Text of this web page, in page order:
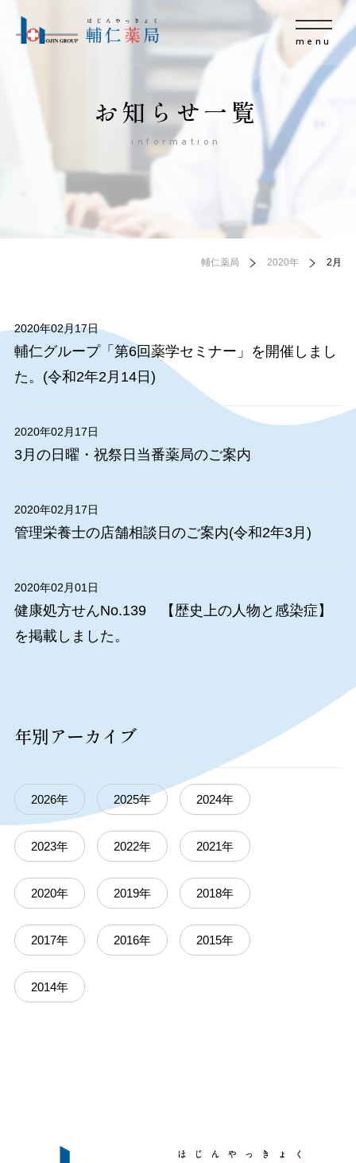
menu
お知らせ一覧
information
輔仁薬局 2020年 2月
2020年02月17日
輔仁グループ「第6回薬学セミナー」を開催しまし
た。(令和2年2月14日)
2020年02月17日
3月の日曜・祝祭日当番薬局のご案内
2020年02月17日
管理栄養士の店舗相談日のご案内(令和2年3月)
2020年02月01日
健康処方せんNo.139 【歴史上の人物と感染症】
を掲載しました。
年別アーカイブ
2026年 2025年 2024年
2023年 2022年 2021年
2020年 2019年 2018年
2017年 2016年 2015年
2014年